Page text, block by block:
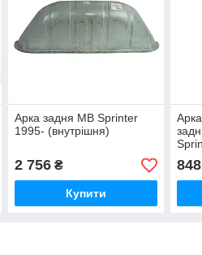
Арка задня MB Sprinter
1995- (внутрішня)
2 756₴
Купити
848